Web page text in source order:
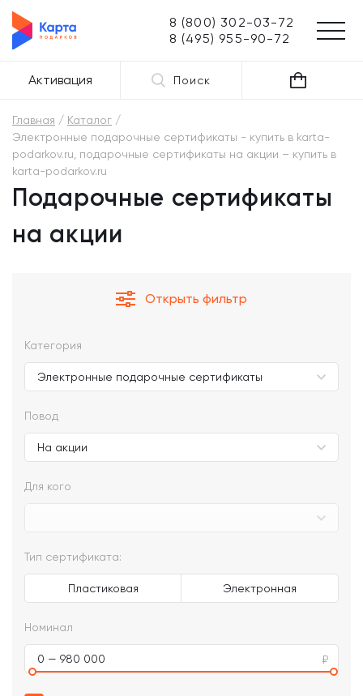
8 (800) 302-03-72
8 (495) 955-90-72
Активация Поиск
Главная
Каталог
Электронные подарочные сертификаты - купить в karta-
podarkov.ru, подарочные сертификаты на акции – купить в
karta-podarkov.ru
Подарочные сертификаты
на акции
Открыть фильтр
Категория
Повод
Для кого
Тип сертификата:
Пластиковая Электронная
Номинал
0 — 980 000